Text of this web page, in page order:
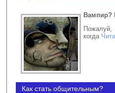
Вампир?
Пожалуй,
когда
Как стать общительным?